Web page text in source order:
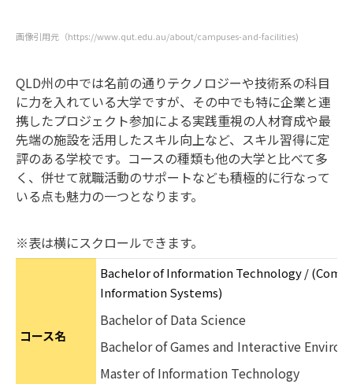
画像引用元（https://www.qut.edu.au/about/campuses-and-facilities)
QLD州の中では名前の通りテクノロジーや技術系の科目
に力を入れている大学ですが、その中でも特に企業と連
携したプロジェクト参加による実践重視の人材育成や最
先端の施設を活用したスキル向上など、スキル習得に定
評のある学校です。コースの種類も他の大学と比べて多
く、併せて就職活動のサポートなども積極的に行なって
いる点も魅力の一つとなります。
※表は横にスクロールできます。
コース名
Bachelor of Information Technology /
Information Systems)
Bachelor of Data Science
Bachelor of Games and Interactive
Master of Information Technology